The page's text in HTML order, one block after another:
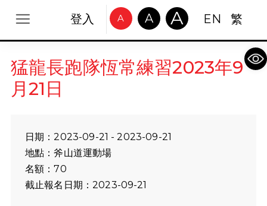
登入 A A A EN 繁
猛龍長跑隊恆常練習2023年9
月21日
日期：2023-09-21 - 2023-09-21
地點：斧山道運動場
名額：70
截止報名日期：2023-09-21